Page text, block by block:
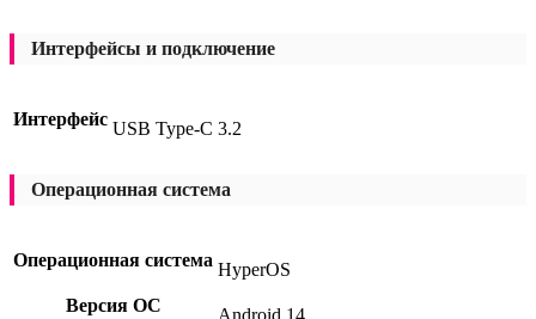
Интерфейсы и подключение
Интерфейс USB Type-C 3.2
Операционная система
Операционная система HyperOS
Версия ОС
Android 14